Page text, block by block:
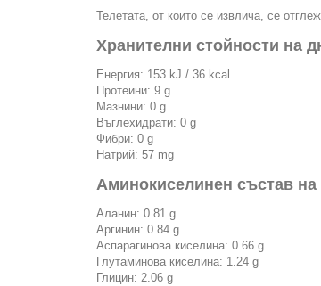
Телетата, от които се извлича, се
Хранителни стойности на
Енергия: 153 kJ / 36 kcal
Протеини: 9 g
Мазнини: 0 g
Въглехидрати: 0 g
Фибри: 0 g
Натрий: 57 mg
Аминокиселинен състав на
Аланин: 0.81 g
Аргинин: 0.84 g
Аспарагинова киселина: 0.66 g
Глутаминова киселина: 1.24 g
Глицин: 2.06 g